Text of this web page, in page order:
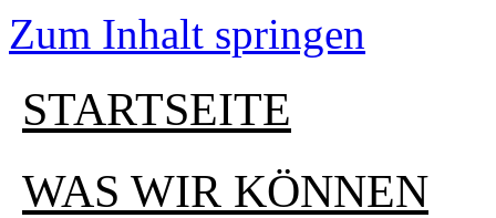
Zum Inhalt springen
STARTSEITE
WAS WIR KÖNNEN